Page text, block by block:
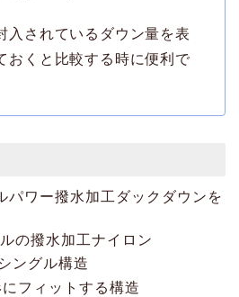
入されているダウン量を表
おくと比較する時に便利で
パワー撥水加工ダックダウンを
の撥水加工ナイロン
ングル構造
フィットする構造